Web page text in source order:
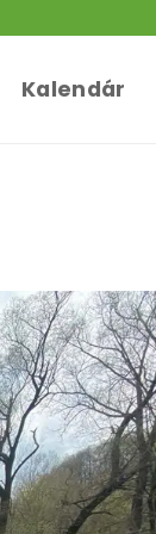
Kalendár